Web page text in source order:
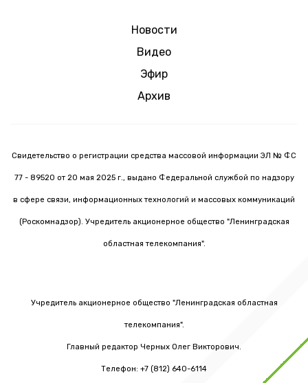
Новости
Видео
Эфир
Архив
Свидетельство о регистрации средства массовой информации ЭЛ № ФС
77 - 89520 от 20 мая 2025 г., выдано Федеральной службой по надзору
в сфере связи, информационных технологий и массовых коммуникаций
(Роскомнадзор). Учредитель акционерное общество "Ленинградская
областная телекомпания".
Учредитель акционерное общество "Ленинградская областная
телекомпания".
Главный редактор Черных Олег Викторович.
Телефон: +7 (812) 640-6114